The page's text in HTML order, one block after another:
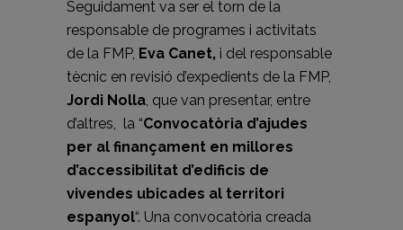
Seguidament va ser el torn de la
responsable de programes i activitats
de la FMP, Eva Canet, i del responsable
tècnic en revisió d’expedients de la FMP,
Jordi Nolla , que van presentar, entre
d’altres, la “Convocatòria d’ajudes
per al finançament en millores
d’accessibilitat d’edificis de
vivendes ubicades al territori
espanyol“. Una convocatòria creada